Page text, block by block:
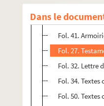
Dans le
Fol. 19.
Fol. 26.
Fol. 41.
Fol. 27.
Fol. 32. Lettre
Fol. 34.
Fol. 50.